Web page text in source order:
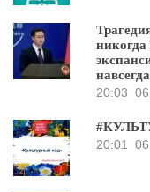
никогда
20:03
20:01